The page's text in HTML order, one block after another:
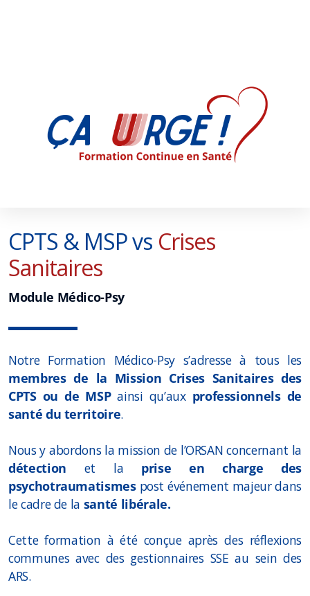
CPTS & MSP vs Crises
Sanitaires
Module Médico-Psy
Notre Formation Médico-Psy s’adresse à tous les
membres de la Mission Crises Sanitaires des
CPTS ou de MSPainsi qu’aux professionnels de
santé du territoire.
Nous y abordons la mission de l’ORSAN concernant la
détection et la prise en charge des
psychotraumatismespost événement majeur dans
le cadre de la santé libérale.
Cette formation à été conçue après des réflexions
communes avec des gestionnaires SSE au sein des
ARS.